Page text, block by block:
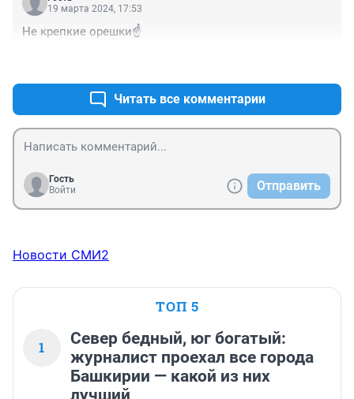
19 марта 2024, 17:53
Не крепкие орешки☝️
Читать все комментарии
Гость
Войти
Отправить
Новости СМИ2
ТОП 5
1
Север бедный, юг богатый:
журналист проехал все города
Башкирии — какой из них
лучший